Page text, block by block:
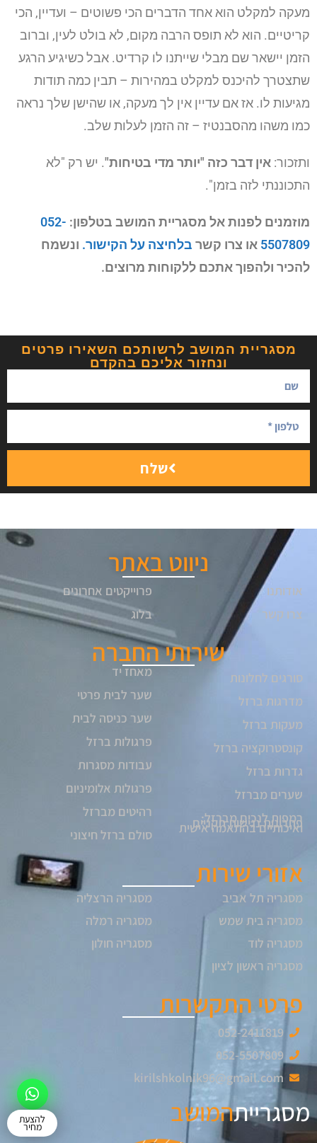
מעקה למקלט הוא אחד הדברים הכי פשוטים – ועדיין, הכי
קריטיים. הוא לא תופס הרבה מקום, לא בולט לעין, וברוב
הזמן יישאר שם מבלי שייתנו לו קרדיט. אבל כשיגיע הרגע
שתצטרך להיכנס למקלט במהירות – תבין כמה תודות
מגיעות לו. אז אם עדיין אין לך מעקה, או שהישן שלך נראה
כמו משהו מהסבנטיז – זה הזמן לעלות שלב.
ותזכור: אין דבר כזה "יותר מדי בטיחות". יש רק "לא
התכוננתי לזה בזמן".
מוזמנים לפנות אל מסגריית המושב בטלפון: 052-
5507809 או צרו קשר בלחיצה על הקישור. ונשמח
להכיר ולהפוך אתכם ללקוחות מרוצים.
מסגריית המושב לרשותכם השאירו פרטים
ונחזור אליכם בהקדם
שלח
ניווט באתר
אודותנו
צרו קשר
פרוייקטים אחרונים
בלוג
שירותי החברה
סורגים לחלונות
מדרגות ברזל
מעקות ברזל
קונסטרוקציה ברזל
גדרות ברזל
שערים מברזל
רמפות לנכים מברזל:
פתרונות נגישות תקניים
ואיכותיים בהתאמה אישית
מאחז יד
שער לבית פרטי
שער כניסה לבית
פרגולות ברזל
עבודות מסגרות
פרגולות אלומיניום
רהיטים מברזל
סולם ברזל חיצוני
אזורי שירות
מסגריה תל אביב
מסגריה בית שמש
מסגריה לוד
מסגריה ראשון לציון
מסגריה הרצליה
מסגריה רמלה
מסגריה חולון
פרטי התקשרות
052-2411819
052-5507809
kirilshkolnik96@gmail.com
מסגרייתהמושב להצעת
מחיר